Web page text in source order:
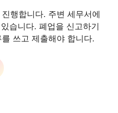
행합니다. 주변 세무서에
습니다. 폐업을 신고하기
쓰고 제출해야 합니다.